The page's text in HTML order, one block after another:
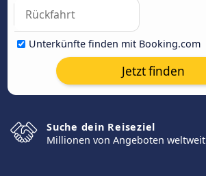
Unterkünfte finden mit Booking.com
Jetzt finden
Suche dein Reiseziel
Millionen von Angeboten weltweit